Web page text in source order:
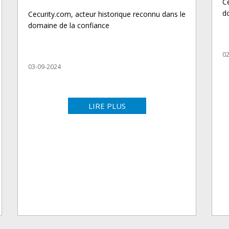
Cecurity.com, acteur historique reconnu dans le
domaine de la confiance
03-09-2024
LIRE PLUS